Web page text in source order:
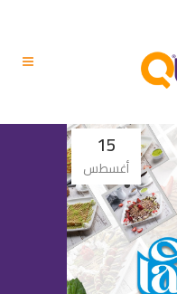
15
أغسطس